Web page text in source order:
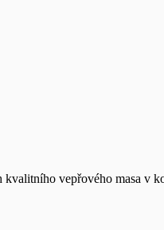
vepřového masa v